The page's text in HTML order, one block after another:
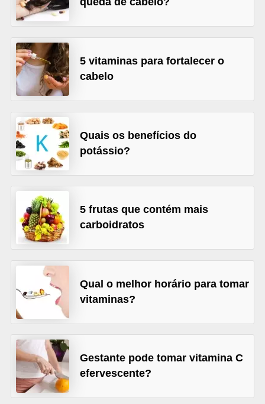
5 vitaminas para fortalecer o
cabelo
Quais os benefícios do
potássio?
5 frutas que contém mais
carboidratos
Qual o melhor horário para tomar
vitaminas?
Gestante pode tomar vitamina C
efervescente?
t
e
A
i
m
e
n
t
a
ç
ã
o
u
v
e
l